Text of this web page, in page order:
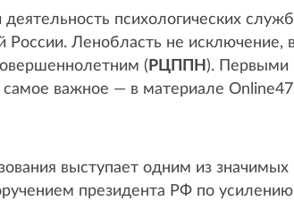
психологических
Ленобласть не исключение,
( РЦППН ). Первыми
важное — в материале
выступает одним из
президента РФ по